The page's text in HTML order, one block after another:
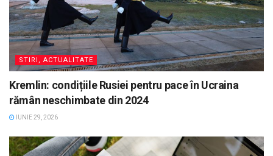
STIRI, ACTUALITATE
Kremlin: condițiile Rusiei pentru pace în Ucraina
rămân neschimbate din 2024
IUNIE 29, 2026